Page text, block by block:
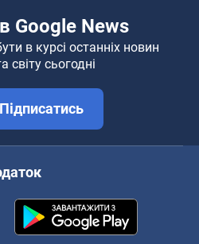
Google News
в курсі останніх новин
світу сьогодні
Підписатись